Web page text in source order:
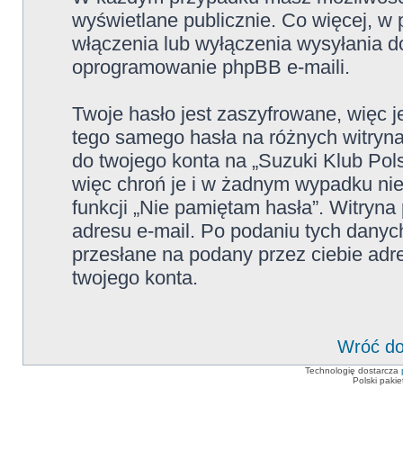
wyświetlane publicznie. Co więcej, w
włączenia lub wyłączenia
oprogramowanie phpBB e-maili.
Twoje hasło jest zaszyfrowane, więc
tego samego hasła na różnych
do twojego konta na „Suzuki Klub
więc chroń je i w żadnym wypadku
funkcji „Nie pamiętam hasła”.
adresu e-mail. Po podaniu tych
przesłane na podany przez ciebie
twojego konta.
Wróć
Technologię dostarcza
Polski